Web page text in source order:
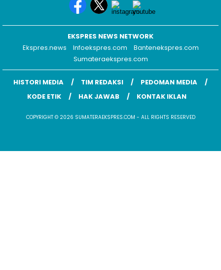
EKSPRES NEWS NETWORK
Ekspres.news
Infoekspres.com
Bantenekspres.com
Sumateraekspres.com
HISTORI MEDIA TIM REDAKSI
PEDOMAN MEDIA
KODE ETIK
HAK JAWAB KONTAK IKLAN
COPYRIGHT © 2026 SUMATERAEKSPRES.COM - ALL RIGHTS RESERVED